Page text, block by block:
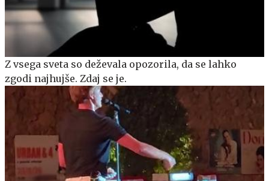
Z vsega sveta so deževala opozorila, da se lahko
zgodi najhujše. Zdaj se je.